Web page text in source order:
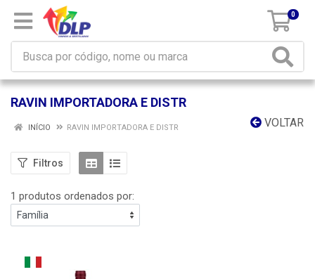
0
RAVIN IMPORTADORA E DISTR
VOLTAR
INÍCIO RAVIN IMPORTADORA E DISTR
Filtros
1 produtos ordenados por: